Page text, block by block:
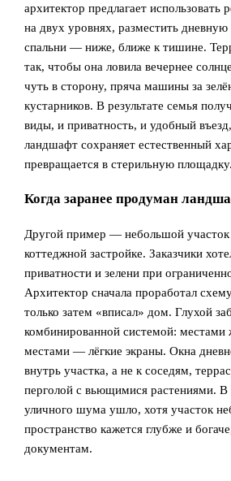
архитектор предлагает использовать
на двух уровнях, разместить
спальни — ниже, ближе к тишине.
так, чтобы она ловила вечернее
чуть в сторону, пряча машины за
кустарников. В результате семья
виды, и приватность, и удобный
ландшафт сохраняет естественный
превращается в стерильную площадку.
Когда заранее продуман
Другой пример — небольшой участок
коттеджной застройке. Заказчики
приватности и зелени при
Архитектор сначала проработал
только затем «вписал» дом. Глухой
комбинированной системой: местами
местами — лёгкие экраны. Окна
внутрь участка, а не к соседям,
перголой с вьющимися растениями.
уличного шума ушло, хотя участок
пространство кажется глубже и
документам.